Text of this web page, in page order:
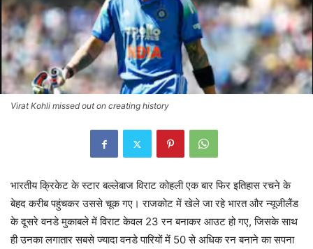
Virat Kohli missed out on creating history
भारतीय क्रिकेट के स्टार बल्लेबाज विराट कोहली एक बार फिर इतिहास रचने के
बेहद करीब पहुंचकर उससे चूक गए। राजकोट में खेले जा रहे भारत और न्यूजीलैंड
के दूसरे वनडे मुकाबले में विराट केवल 23 रन बनाकर आउट हो गए, जिसके साथ
ही उनका लगातार सबसे ज्यादा वनडे पारियों में 50 से अधिक रन बनाने का सपना